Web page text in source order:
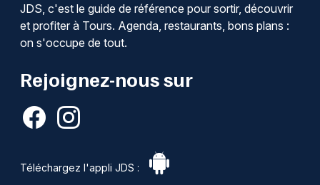
JDS, c'est le guide de référence pour sortir, découvrir
et profiter à Tours. Agenda, restaurants, bons plans :
on s'occupe de tout.
Rejoignez-nous sur
Téléchargez l'appli JDS :